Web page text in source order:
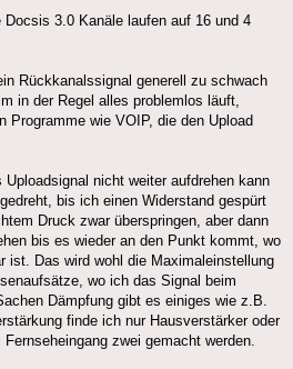
3.0 Kanäle laufen auf 16 und 4
Rückkanalssignal generell zu schwach
in der Regel alles problemlos läuft,
Programme wie VOIP, die den Upload
nicht weiter aufdrehen kann
bis ich einen Widerstand gespürt
Druck zwar überspringen, aber dann
bis es wieder an den Punkt kommt, wo
ist. Das wird wohl die Maximaleinstellung
wo ich das Signal beim
Dämpfung gibt es einiges wie z.B.
finde ich nur Hausverstärker oder
zwei gemacht werden.